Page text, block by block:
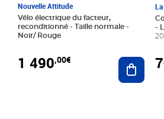
Nouvelle Attitude
Vélo électrique du facteur,
reconditionné - Taille normale -
Noir/ Rouge
1 490,00€
-
7